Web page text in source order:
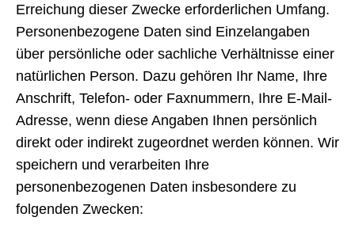
Erreichung dieser Zwecke erforderlichen Umfang.
Personenbezogene Daten sind Einzelangaben
über persönliche oder sachliche Verhältnisse einer
natürlichen Person. Dazu gehören Ihr Name, Ihre
Anschrift, Telefon- oder Faxnummern, Ihre E-Mail-
Adresse, wenn diese Angaben Ihnen persönlich
direkt oder indirekt zugeordnet werden können. Wir
speichern und verarbeiten Ihre
personenbezogenen Daten insbesondere zu
folgenden Zwecken: